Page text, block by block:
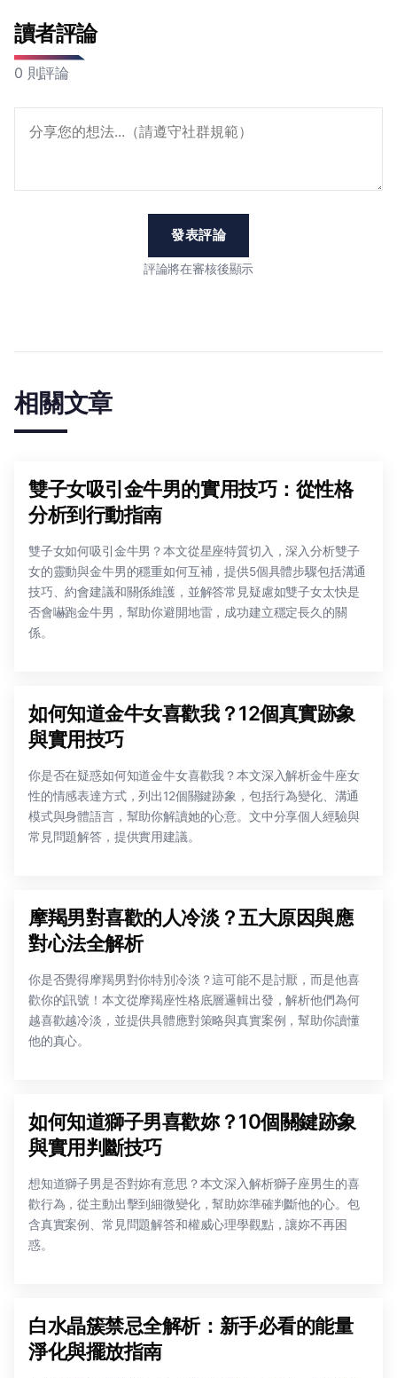
讀者評論
0 則評論
發表評論
評論將在審核後顯示
相關文章
雙子女吸引金牛男的實用技巧：從性格
分析到行動指南
雙子女如何吸引金牛男？本文從星座特質切入，深入分析雙子
女的靈動與金牛男的穩重如何互補，提供5個具體步驟包括溝通
技巧、約會建議和關係維護，並解答常見疑慮如雙子女太快是
否會嚇跑金牛男，幫助你避開地雷，成功建立穩定長久的關
係。
如何知道金牛女喜歡我？12個真實跡象
與實用技巧
你是否在疑惑如何知道金牛女喜歡我？本文深入解析金牛座女
性的情感表達方式，列出12個關鍵跡象，包括行為變化、溝通
模式與身體語言，幫助你解讀她的心意。文中分享個人經驗與
常見問題解答，提供實用建議。
摩羯男對喜歡的人冷淡？五大原因與應
對心法全解析
你是否覺得摩羯男對你特別冷淡？這可能不是討厭，而是他喜
歡你的訊號！本文從摩羯座性格底層邏輯出發，解析他們為何
越喜歡越冷淡，並提供具體應對策略與真實案例，幫助你讀懂
他的真心。
如何知道獅子男喜歡妳？10個關鍵跡象
與實用判斷技巧
想知道獅子男是否對妳有意思？本文深入解析獅子座男生的喜
歡行為，從主動出擊到細微變化，幫助妳準確判斷他的心。包
含真實案例、常見問題解答和權威心理學觀點，讓妳不再困
惑。
白水晶簇禁忌全解析：新手必看的能量
淨化與擺放指南